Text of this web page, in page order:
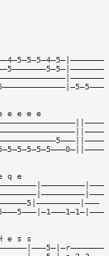
e e e e
q e
e s s